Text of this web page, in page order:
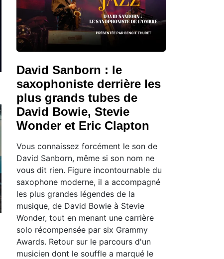
David Sanborn : le
saxophoniste derrière les
plus grands tubes de
David Bowie, Stevie
Wonder et Eric Clapton
Vous connaissez forcément le son de
David Sanborn, même si son nom ne
vous dit rien. Figure incontournable du
saxophone moderne, il a accompagné
les plus grandes légendes de la
musique, de David Bowie à Stevie
Wonder, tout en menant une carrière
solo récompensée par six Grammy
Awards. Retour sur le parcours d'un
musicien dont le souffle a marqué le